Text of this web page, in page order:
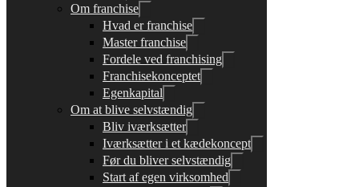
Om franchise
Hvad er franchise
Master franchise
Fordele ved franchising
Franchisekonceptet
Egenkapital
Om at blive selvstændig
Bliv iværksætter
Iværksætter i et kædekoncept
Før du bliver selvstændig
Start af egen virksomhed